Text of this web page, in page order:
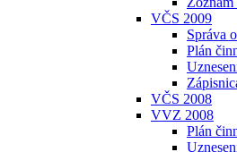
VČS 2009
Správa
Plán
VČS 2008
VVZ 2008
Plán